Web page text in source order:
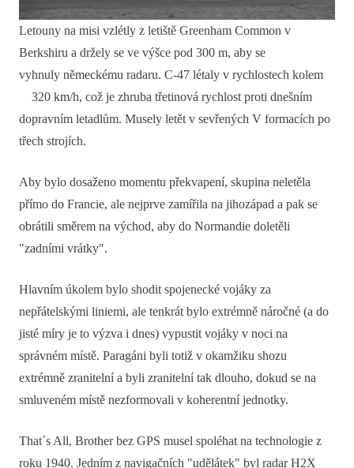
Letouny na misi vzlétly z letiště Greenham Common v
Berkshiru a držely se ve výšce pod 300 m, aby se
vyhnuly německému radaru. C-47 létaly v rychlostech kolem
320 km/h, což je zhruba třetinová rychlost proti dnešním
dopravním letadlům. Musely letět v sevřených V formacích po
třech strojích.
Aby bylo dosaženo momentu překvapení, skupina neletěla
přímo do Francie, ale nejprve zamířila na jihozápad a pak se
obrátili směrem na východ, aby do Normandie doletěli
"zadními vrátky".
Hlavním úkolem bylo shodit spojenecké vojáky za
nepřátelskými liniemi, ale tenkrát bylo extrémně náročné (a do
jisté míry je to výzva i dnes) vypustit vojáky v noci na
správném místě. Paragáni byli totiž v okamžiku shozu
extrémně zranitelní a byli zranitelní tak dlouho, dokud se na
smluveném místě nezformovali v koherentní jednotky.
That´s All, Brother bez GPS musel spoléhat na technologie z
roku 1940. Jedním z navigačních "udělátek" byl radar H2X